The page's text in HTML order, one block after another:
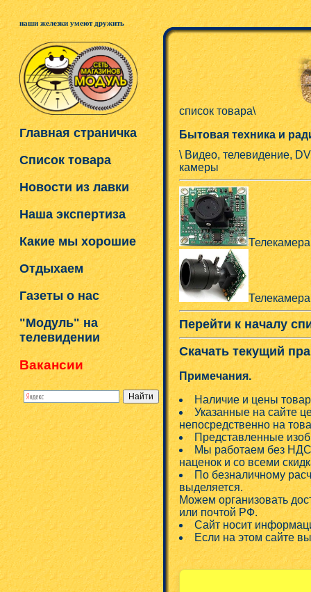
наши железки умеют дружить
Главная страничка
Список товара
Новости из лавки
Наша экспертиза
Какие мы хорошие
Отдыхаем
Газеты о нас
"Модуль" на
телевидении
Вакансии
список товара\
Бытовая техника и
\ Видео, телевидение,
камеры
Перейти к началу
Скачать текущий
Примечания.
Наличие и цены
Указанные на сайте
непосредственно на
Представленные
Мы работаем без
наценок и со всеми
По безналичному
выделяется.
Можем организовать
или почтой РФ.
Сайт носит
Если на этом сайте